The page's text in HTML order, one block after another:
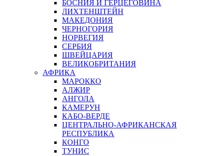
БОСНИЯ И ГЕРЦЕГОВИНА
ЛИХТЕНШТЕЙН
МАКЕДОНИЯ
ЧЕРНОГОРИЯ
НОРВЕГИЯ
СЕРБИЯ
ШВЕЙЦАРИЯ
ВЕЛИКОБРИТАНИЯ
АФРИКА
МАРОККО
АЛЖИР
АНГОЛА
КАМЕРУН
КАБО-ВЕРДЕ
ЦЕНТРАЛЬНО-АФРИКАНСКАЯ
РЕСПУБЛИКА
КОНГО
ТУНИС